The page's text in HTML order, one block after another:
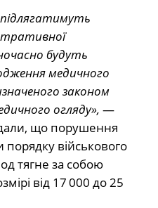
будуть
медичного
законом
огляду», —
що порушення
порядку військового
тягне за собою
від 17 000 до 25